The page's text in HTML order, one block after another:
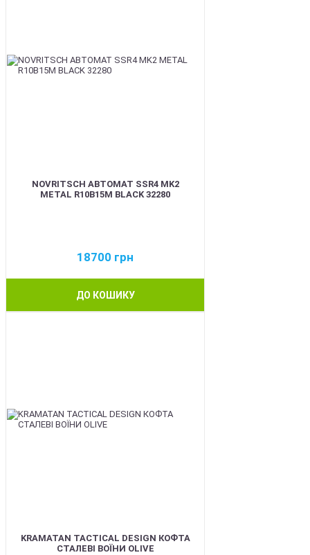
NOVRITSCH АВТОМАТ SSR4 MK2
METAL R10B15M BLACK 32280
18700 грн
ДО КОШИКУ
KRAMATAN TACTICAL DESIGN КОФТА
СТАЛЕВІ ВОЇНИ OLIVE